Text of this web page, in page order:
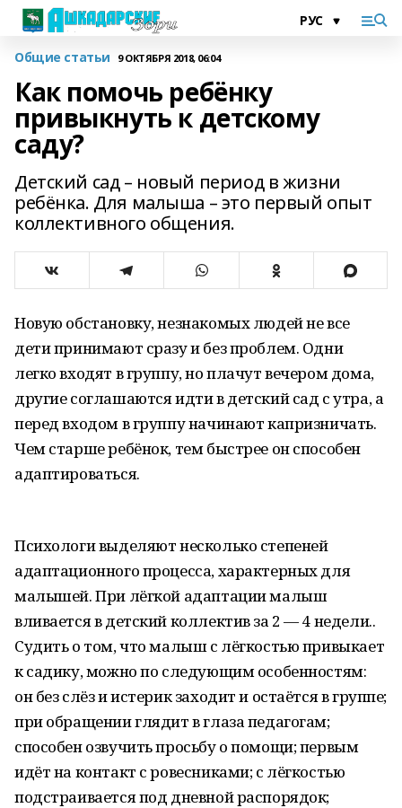
Общие статьи 9 ОКТЯБРЯ 2018, 06:04
Как помочь ребёнку
привыкнуть к детскому
саду?
Детский сад – новый период в жизни
ребёнка. Для малыша – это первый опыт
коллективного общения.
Новую обстановку, незнакомых людей не все
дети принимают сразу и без проблем. Одни
легко входят в группу, но плачут вечером дома,
другие соглашаются идти в детский сад с утра, а
перед входом в группу начинают капризничать.
Чем старше ребёнок, тем быстрее он способен
адаптироваться.
Психологи выделяют несколько степеней
адаптационного процесса, характерных для
малышей. При лёгкой адаптации малыш
вливается в детский коллектив за 2 — 4 недели..
Судить о том, что малыш с лёгкостью привыкает
к садику, можно по следующим особенностям:
он без слёз и истерик заходит и остаётся в группе;
при обращении глядит в глаза педагогам;
способен озвучить просьбу о помощи; первым
идёт на контакт с ровесниками; с лёгкостью
подстраивается под дневной распорядок;